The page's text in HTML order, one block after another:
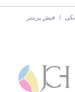
/ فیش پرینتر